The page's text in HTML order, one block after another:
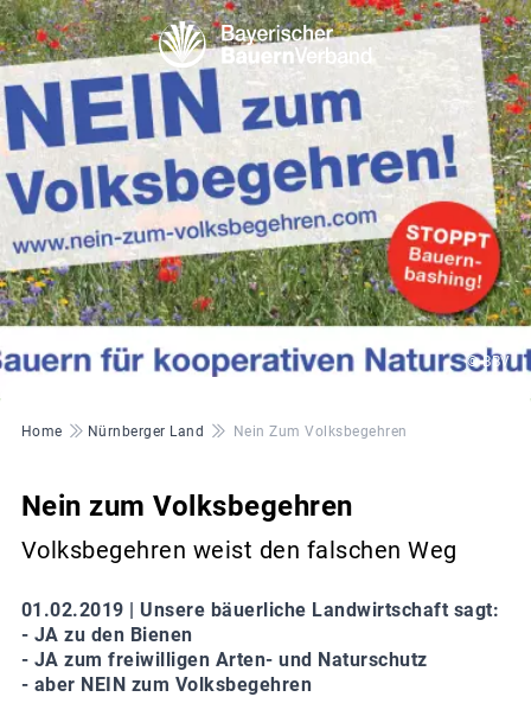
© BBV
Pfadnavigation
Home Nürnberger Land Nein Zum Volksbegehren
Nein zum Volksbegehren
Volksbegehren weist den falschen Weg
01.02.2019 | Unsere bäuerliche Landwirtschaft sagt:
- JA zu den Bienen
- JA zum freiwilligen Arten- und Naturschutz
- aber NEIN zum Volksbegehren